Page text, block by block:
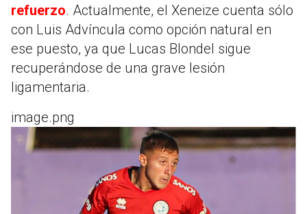
refuerzo. Actualmente, el Xeneize cuenta sólo
con Luis Advíncula como opción natural en
ese puesto, ya que Lucas Blondel sigue
recuperándose de una grave lesión
ligamentaria.
image.png